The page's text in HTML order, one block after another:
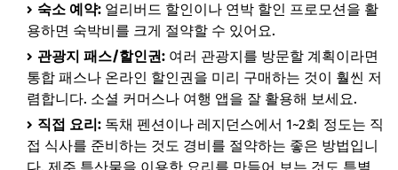
숙소 예약: 얼리버드 할인이나 연박 할인 프로모션을 활
용하면 숙박비를 크게 절약할 수 있어요.
관광지 패스/할인권: 여러 관광지를 방문할 계획이라면
통합 패스나 온라인 할인권을 미리 구매하는 것이 훨씬 저
렴합니다. 소셜 커머스나 여행 앱을 잘 활용해 보세요.
직접 요리: 독채 펜션이나 레지던스에서 1~2회 정도는 직
접 식사를 준비하는 것도 경비를 절약하는 좋은 방법입니